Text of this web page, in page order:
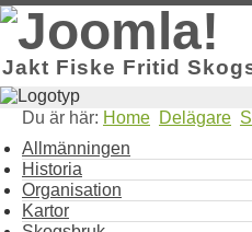
Jakt Fiske Fritid
Du är här: Home Delägare
Allmänningen
Historia
Organisation
Kartor